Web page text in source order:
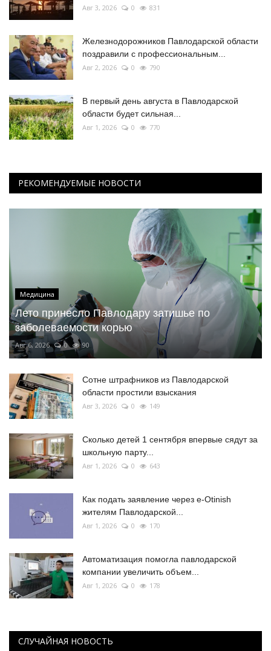
Авг 3, 2026 0 831
Железнодорожников Павлодарской области
поздравили с профессиональным...
Авг 2, 2026 0 790
В первый день августа в Павлодарской
области будет сильная...
Авг 1, 2026 0 770
РЕКОМЕНДУЕМЫЕ НОВОСТИ
Медицина
Лето принесло Павлодару затишье по
заболеваемости корью
Авг 6, 2026 0 90
Сотне штрафников из Павлодарской
области простили взыскания
Авг 3, 2026 0 149
Сколько детей 1 сентября впервые сядут за
школьную парту...
Авг 1, 2026 0 643
Как подать заявление через e-Otinish
жителям Павлодарской...
Авг 1, 2026 0 170
Автоматизация помогла павлодарской
компании увеличить объем...
Авг 1, 2026 0 178
СЛУЧАЙНАЯ НОВОСТЬ